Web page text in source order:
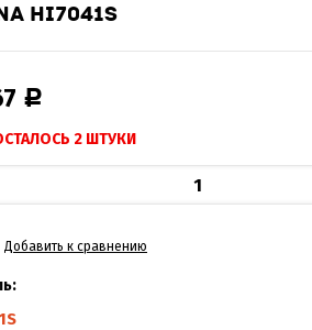
HI7041S
Р
2 ШТУКИ
Добавить к сравнению